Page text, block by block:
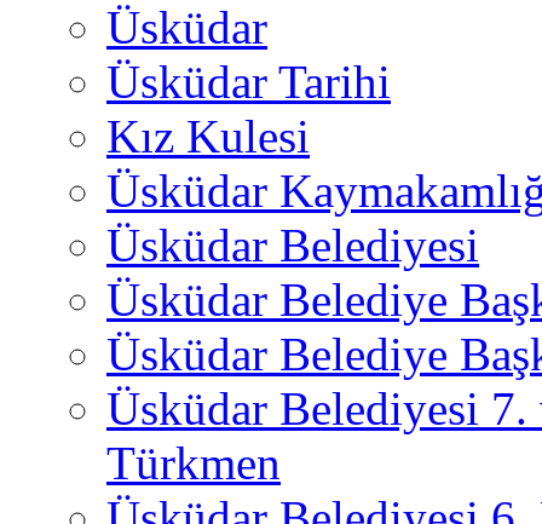
Üsküdar
Üsküdar Tarihi
Kız Kulesi
Üsküdar
Üsküdar Belediyesi
Üsküdar Belediye
Üsküdar Belediye
Üsküdar Belediyesi
Türkmen